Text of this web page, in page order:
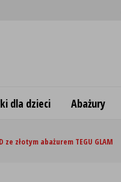
dla dzieci Abażury
złotym abażurem TEGU GLAM